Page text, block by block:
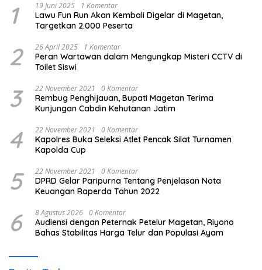
1 19 Juni 2025 1 Komentar
Lawu Fun Run Akan Kembali Digelar di Magetan,
Targetkan 2.000 Peserta
2 26 April 2025 1 Komentar
Peran Wartawan dalam Mengungkap Misteri CCTV di
Toilet Siswi
3 22 November 2021 0 Komentar
Rembug Penghijauan, Bupati Magetan Terima
Kunjungan Cabdin Kehutanan Jatim
4 22 November 2021 0 Komentar
Kapolres Buka Seleksi Atlet Pencak Silat Turnamen
Kapolda Cup
5 22 November 2021 0 Komentar
DPRD Gelar Paripurna Tentang Penjelasan Nota
Keuangan Raperda Tahun 2022
6 8 Agustus 2026 0 Komentar
Audiensi dengan Peternak Petelur Magetan, Riyono
Bahas Stabilitas Harga Telur dan Populasi Ayam